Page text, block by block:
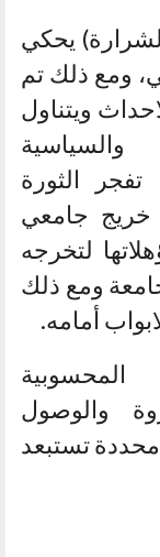
يحكي
ومع ذلك تم
ويتناول
والسياسية
الثورة
جامعي
لتخرجه
ومع ذلك
أمامه.
والوصول
تستبعد